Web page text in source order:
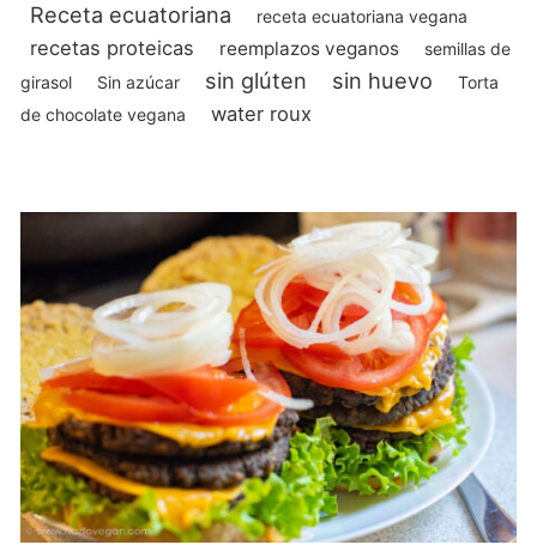
Receta ecuatoriana receta ecuatoriana vegana
recetas proteicas reemplazos veganos
semillas de
girasol
Sin azúcar sin glúten sin huevo
Torta
de chocolate vegana
water roux